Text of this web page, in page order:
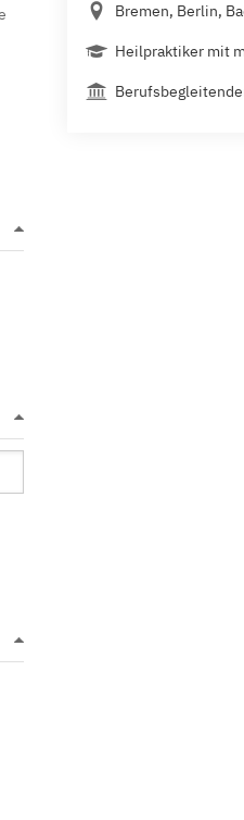
Bremen, Berlin,
Heilpraktiker mit